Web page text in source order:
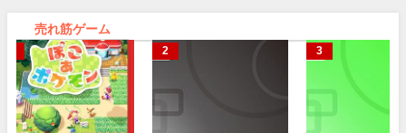
売れ筋ゲーム